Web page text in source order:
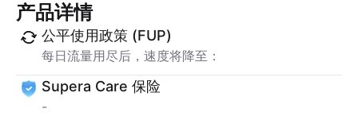
产品详情
公平使用政策 (FUP)
每日流量用尽后，速度将降至：
Supera Care 保险
-